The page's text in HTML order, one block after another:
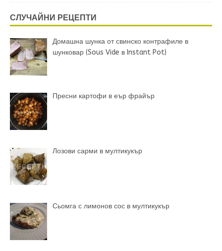
СЛУЧАЙНИ РЕЦЕПТИ
Домашна шунка от свинско контрафиле в
шунковар (Sous Vide в Instant Pot)
Пресни картофи в еър фрайър
Лозови сарми в мултикукър
Сьомга с лимонов сос в мултикукър